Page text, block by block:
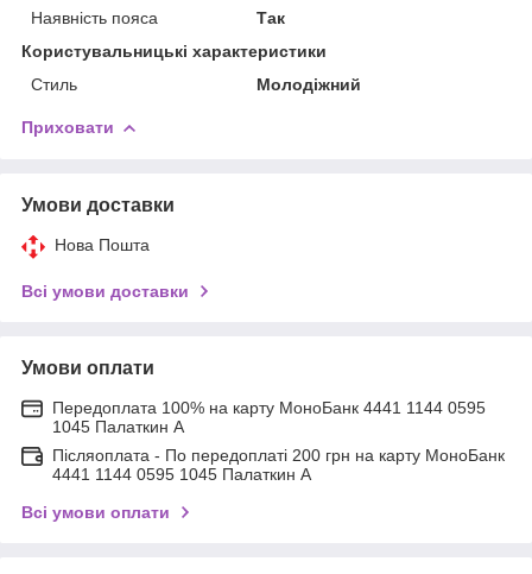
Наявність пояса
Так
Користувальницькі характеристики
Стиль
Молодіжний
Приховати
Умови доставки
Нова Пошта
Всі умови доставки
Умови оплати
Передоплата 100% на карту МоноБанк 4441 1144 0595
1045 Палаткин А
Післяоплата - По передоплаті 200 грн на карту МоноБанк
4441 1144 0595 1045 Палаткин А
Всі умови оплати